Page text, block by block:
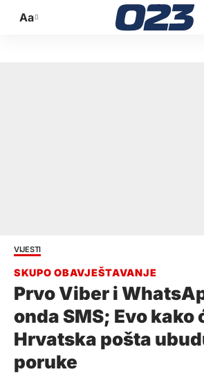
Promijeni
Aa
VIJESTI
Prvo Viber i
onda SMS; Evo kako
Hrvatska pošta
poruke